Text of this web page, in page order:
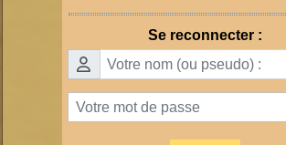
Se reconnecter :